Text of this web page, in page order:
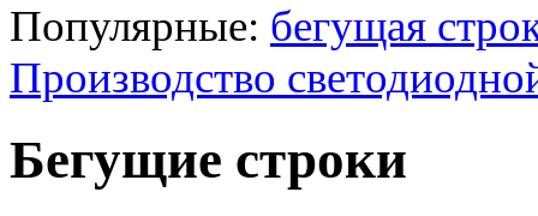
Популярные: бегущая
Производство
Бегущие строки